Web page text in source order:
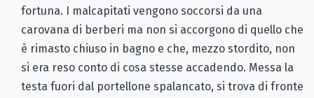
fortuna. I malcapitati vengono soccorsi da una
carovana di berberi ma non si accorgono di quello che
è rimasto chiuso in bagno e che, mezzo stordito, non
si era reso conto di cosa stesse accadendo. Messa la
testa fuori dal portellone spalancato, si trova di fronte